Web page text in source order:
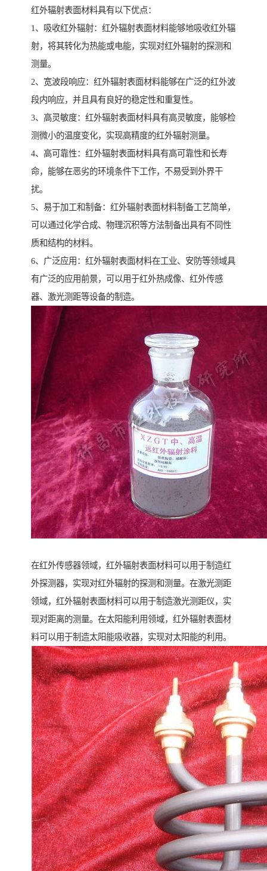
红外辐射表面材料具有以下优点：
1、吸收红外辐射：红外辐射表面材料能够地吸收红外辐
射，将其转化为热能或电能，实现对红外辐射的探测和
测量。
2、宽波段响应：红外辐射表面材料能够在广泛的红外波
段内响应，并且具有良好的稳定性和重复性。
3、高灵敏度：红外辐射表面材料具有高灵敏度，能够检
测微小的温度变化，实现高精度的红外辐射测量。
4、高可靠性：红外辐射表面材料具有高可靠性和长寿
命，能够在恶劣的环境条件下工作，不易受到外界干
扰。
5、易于加工和制备：红外辐射表面材料制备工艺简单，
可以通过化学合成、物理沉积等方法制备出具有不同性
质和结构的材料。
6、广泛应用：红外辐射表面材料在工业、安防等领域具
有广泛的应用前景，可以用于红外热成像、红外传感
器、激光测距等设备的制造。
在红外传感器领域，红外辐射表面材料可以用于制造红
外探测器，实现对红外辐射的探测和测量。在激光测距
领域，红外辐射表面材料可以用于制造激光测距仪，实
现对距离的测量。在太阳能利用领域，红外辐射表面材
料可以用于制造太阳能吸收器，实现对太阳能的利用。